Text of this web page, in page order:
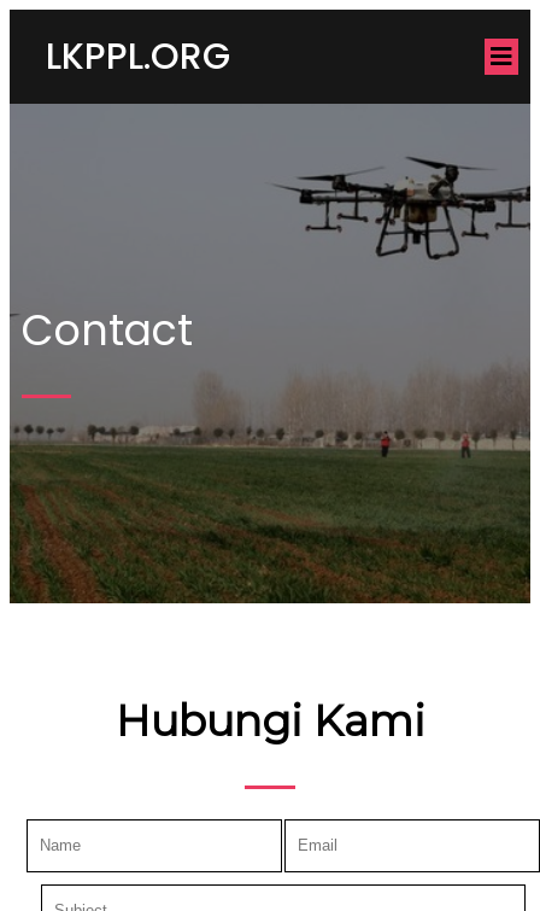
LKPPL.ORG
Contact
Hubungi Kami